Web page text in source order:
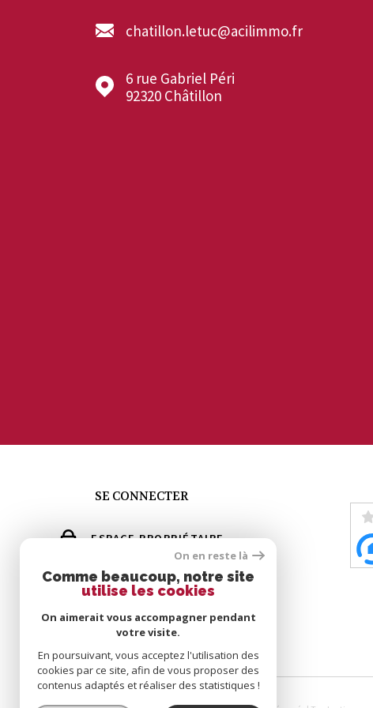
chatillon.letuc@acilimmo.fr
6 rue Gabriel Péri
92320
Châtillon
SE CONNECTER
ESPACE PROPRIÉTAIRE
GÉRER MES ALERTES
On en reste là
Comme beaucoup, notre site
utilise les cookies
On aimerait vous accompagner pendant
votre visite.
En poursuivant, vous acceptez l'utilisation des
cookies par ce site, afin de vous proposer des
contenus adaptés et réaliser des statistiques !